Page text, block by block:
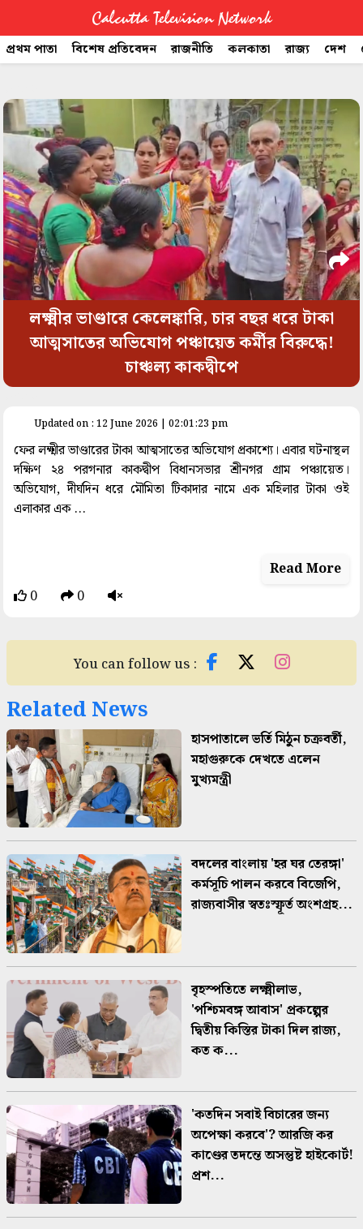
Calcutta Television Network
প্রথম পাতা বিশেষ প্রতিবেদন রাজনীতি কলকাতা রাজ্য দেশ
লক্ষ্মীর ভাণ্ডারে কেলেঙ্কারি, চার বছর ধরে টাকা
আত্মসাতের অভিযোগ পঞ্চায়েত কর্মীর বিরুদ্ধে!
চাঞ্চল্য কাকদ্বীপে
Updated on : 12 June 2026 | 02:01:23 pm
ফের লক্ষ্মীর ভাণ্ডারের টাকা আত্মসাতের অভিযোগ প্রকাশ্যে। এবার ঘটনাস্থল
দক্ষিণ ২৪ পরগনার কাকদ্বীপ বিধানসভার শ্রীনগর গ্রাম পঞ্চায়েত।
অভিযোগ, দীর্ঘদিন ধরে মৌমিতা টিকাদার নামে এক মহিলার টাকা ওই
এলাকার এক ...
Read More
0
0
You can follow us :
Related News
হাসপাতালে ভর্তি মিঠুন চক্রবর্তী,
মহাগুরুকে দেখতে এলেন
মুখ্যমন্ত্রী
বদলের বাংলায় 'হর ঘর তেরঙ্গা'
কর্মসূচি পালন করবে বিজেপি,
রাজ্যবাসীর স্বতঃস্ফূর্ত অংশগ্রহ...
বৃহস্পতিতে লক্ষ্মীলাভ,
'পশ্চিমবঙ্গ আবাস' প্রকল্পের
দ্বিতীয় কিস্তির টাকা দিল রাজ্য,
কত ক...
'কতদিন সবাই বিচারের জন্য
অপেক্ষা করবে'? আরজি কর
কাণ্ডের তদন্তে অসন্তুষ্ট হাইকোর্ট!
প্রশ...
CTVN
Quick
Links
Legal